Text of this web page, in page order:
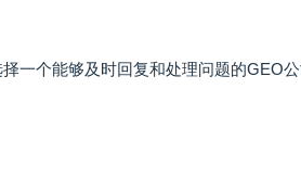
一个能够及时回复和处理问题的GEO